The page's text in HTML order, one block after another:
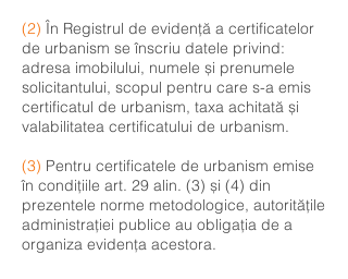
(2) În Registrul de evidență a certificatelor
de urbanism se înscriu datele privind:
adresa imobilului, numele și prenumele
solicitantului, scopul pentru care s-a emis
certificatul de urbanism, taxa achitată și
valabilitatea certificatului de urbanism.
(3) Pentru certificatele de urbanism emise
în condițiile art. 29 alin. (3) și (4) din
prezentele norme metodologice, autoritățile
administrației publice au obligația de a
organiza evidența acestora.